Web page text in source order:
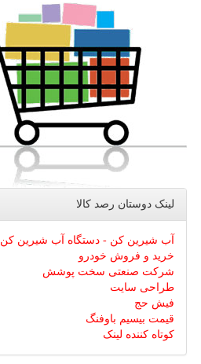
لینک دوستان رصد كالا
آب شیرین کن - دستگاه آب شیرین کن
خرید و فروش خودرو
شرکت صنعتی سخت پوشش
طراحی سایت
فیش حج
قیمت بیسیم باوفنگ
کوتاه کننده لینک